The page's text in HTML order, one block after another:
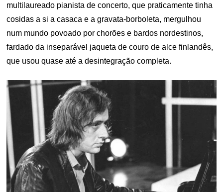
multilaureado pianista de concerto, que praticamente tinha
cosidas a si a casaca e a gravata-borboleta, mergulhou
num mundo povoado por chorões e bardos nordestinos,
fardado da inseparável jaqueta de couro de alce finlandês,
que usou quase até a desintegração completa.